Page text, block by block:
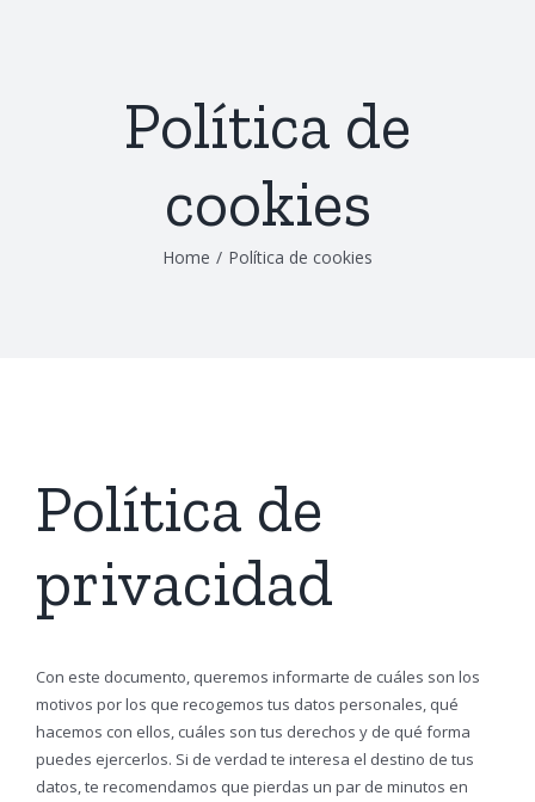
Política de
cookies
Home / Política de cookies
Política de
privacidad
Con este documento, queremos informarte de cuáles son los
motivos por los que recogemos tus datos personales, qué
hacemos con ellos, cuáles son tus derechos y de qué forma
puedes ejercerlos. Si de verdad te interesa el destino de tus
datos, te recomendamos que pierdas un par de minutos en